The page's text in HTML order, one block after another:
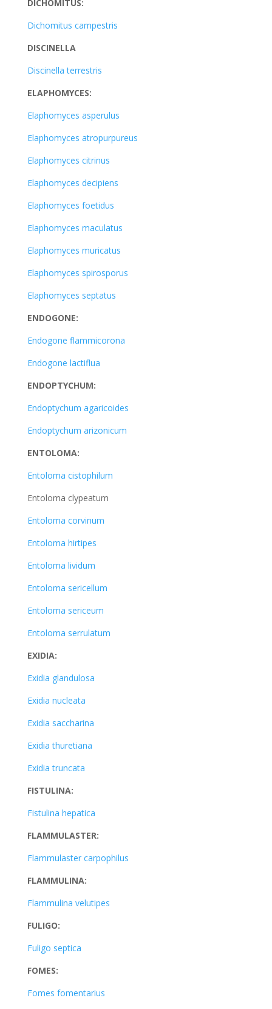
DICHOMITUS:
Dichomitus campestris
DISCINELLA
Discinella terrestris
ELAPHOMYCES:
Elaphomyces asperulus
Elaphomyces atropurpureus
Elaphomyces citrinus
Elaphomyces decipiens
Elaphomyces foetidus
Elaphomyces maculatus
Elaphomyces muricatus
Elaphomyces spirosporus
Elaphomyces septatus
ENDOGONE:
Endogone flammicorona
Endogone lactiflua
ENDOPTYCHUM:
Endoptychum agaricoides
Endoptychum arizonicum
ENTOLOMA:
Entoloma cistophilum
Entoloma clypeatum
Entoloma corvinum
Entoloma hirtipes
Entoloma lividum
Entoloma sericellum
Entoloma sericeum
Entoloma serrulatum
EXIDIA:
Exidia glandulosa
Exidia nucleata
Exidia saccharina
Exidia thuretiana
Exidia truncata
FISTULINA:
Fistulina hepatica
FLAMMULASTER:
Flammulaster carpophilus
FLAMMULINA:
Flammulina velutipes
FULIGO:
Fuligo septica
FOMES:
Fomes fomentarius